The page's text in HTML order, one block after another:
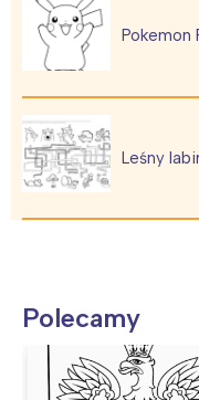
Pokemon
Leśny
Polecamy